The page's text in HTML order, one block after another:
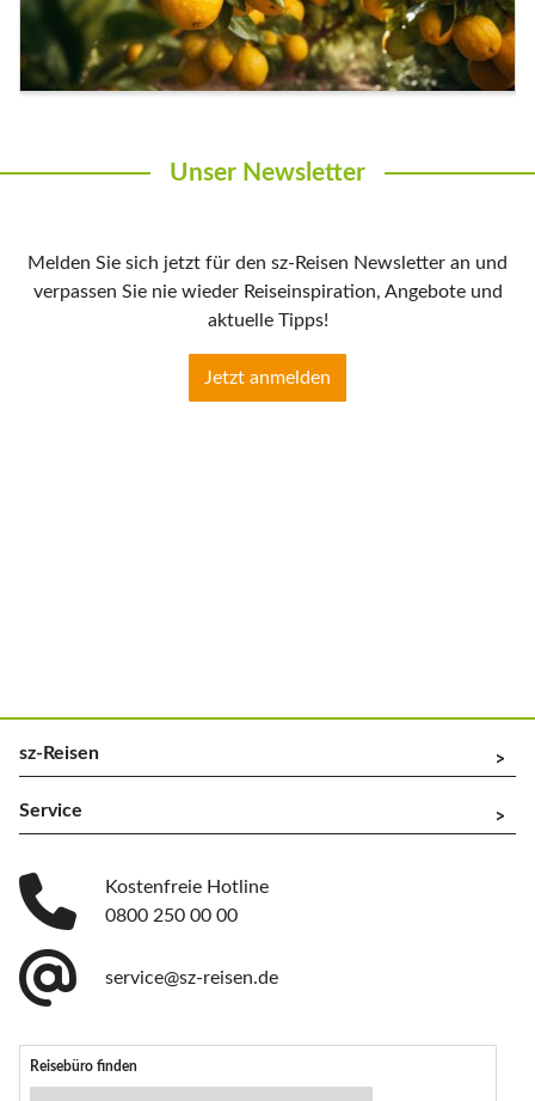
Unser Newsletter
Melden Sie sich jetzt für den sz-Reisen Newsletter an und
verpassen Sie nie wieder Reiseinspiration, Angebote und
aktuelle Tipps!
Jetzt anmelden
sz-Reisen ^
Service ^
Kostenfreie Hotline
0800 250 00 00
service@sz-reisen.de
Reisebüro finden
Reisebüro-Suche
PLZ/Ort